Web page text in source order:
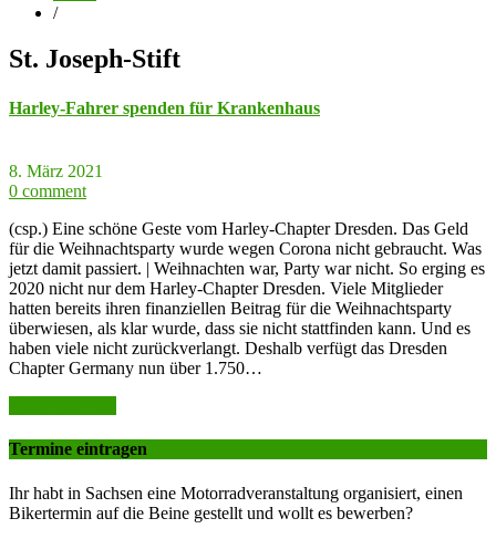
/
St. Joseph-Stift
Harley-Fahrer spenden für Krankenhaus
8. März 2021
0 comment
(csp.) Eine schöne Geste vom Harley-Chapter Dresden. Das Geld
für die Weihnachtsparty wurde wegen Corona nicht gebraucht. Was
jetzt damit passiert. | Weihnachten war, Party war nicht. So erging es
2020 nicht nur dem Harley-Chapter Dresden. Viele Mitglieder
hatten bereits ihren finanziellen Beitrag für die Weihnachtsparty
überwiesen, als klar wurde, dass sie nicht stattfinden kann. Und es
haben viele nicht zurückverlangt. Deshalb verfügt das Dresden
Chapter Germany nun über 1.750…
Termine eintragen
Ihr habt in Sachsen eine Motorradveranstaltung organisiert, einen
Bikertermin auf die Beine gestellt und wollt es bewerben?